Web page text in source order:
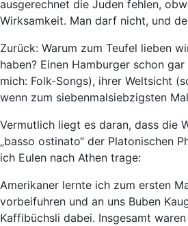
ausgerechnet die Juden fehlen,
Wirksamkeit. Man darf nicht, und
Zurück: Warum zum Teufel lieben
haben? Einen Hamburger schon
mich: Folk-Songs), ihrer Weltsicht
wenn zum siebenmalsiebzigsten
Vermutlich liegt es daran, dass die
„basso ostinato“ der Platonischen
ich Eulen nach Athen trage:
Amerikaner lernte ich zum ersten
vorbeifuhren und an uns Buben
Kaffibüchsli dabei. Insgesamt